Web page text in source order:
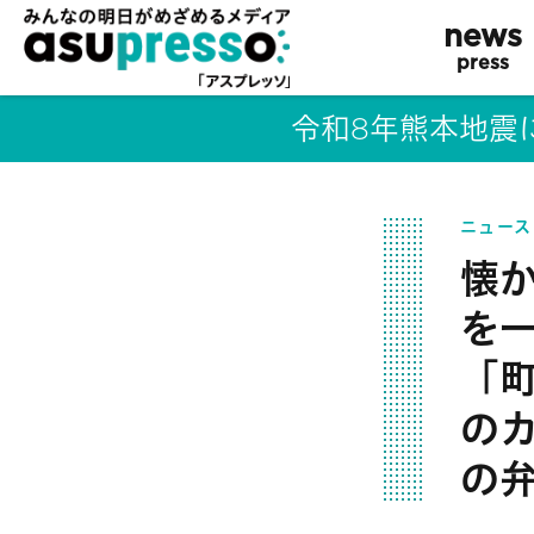
news
press
令和8年熊本地震
ニュー
懐
を
「
の
の